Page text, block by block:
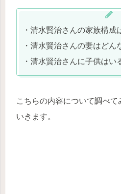
・清水賢治さんの家族構成
・清水賢治さんの妻はどん
・清水賢治さんに子供はい
こちらの内容について調べ
いきます。